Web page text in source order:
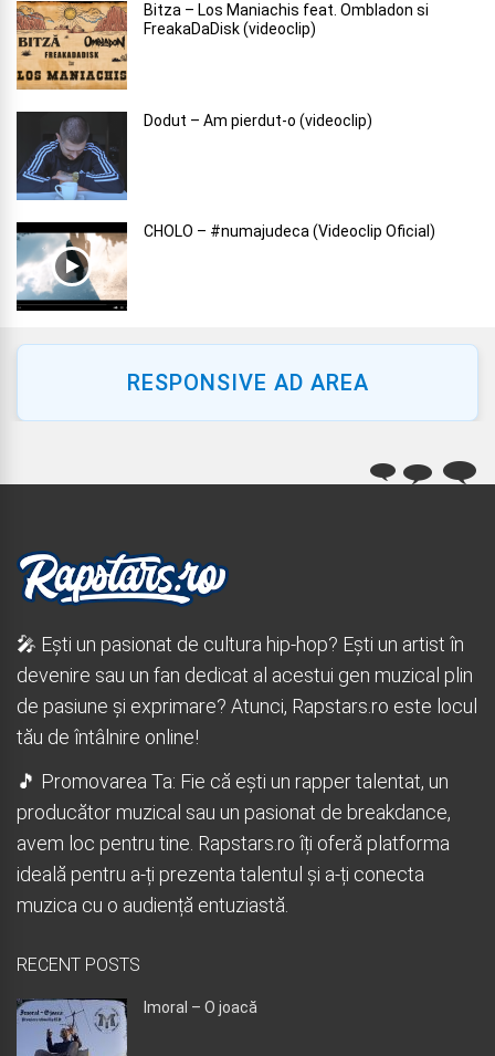
Bitza – Los Maniachis feat. Ombladon si
FreakaDaDisk (videoclip)
Dodut – Am pierdut-o (videoclip)
CHOLO – #numajudeca (Videoclip Oficial)
RESPONSIVE AD AREA
🎤 Ești un pasionat de cultura hip-hop? Ești un artist în
devenire sau un fan dedicat al acestui gen muzical plin
de pasiune și exprimare? Atunci, Rapstars.ro este locul
tău de întâlnire online!
🎵 Promovarea Ta: Fie că ești un rapper talentat, un
producător muzical sau un pasionat de breakdance,
avem loc pentru tine. Rapstars.ro îți oferă platforma
ideală pentru a-ți prezenta talentul și a-ți conecta
muzica cu o audiență entuziastă.
RECENT POSTS
Imoral – O joacă